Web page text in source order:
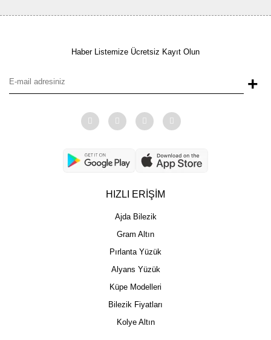
Haber Listemize Ücretsiz Kayıt Olun
+
HIZLI ERİŞİM
Ajda Bilezik
Gram Altın
Pırlanta Yüzük
Alyans Yüzük
Küpe Modelleri
Bilezik Fiyatları
Kolye Altın